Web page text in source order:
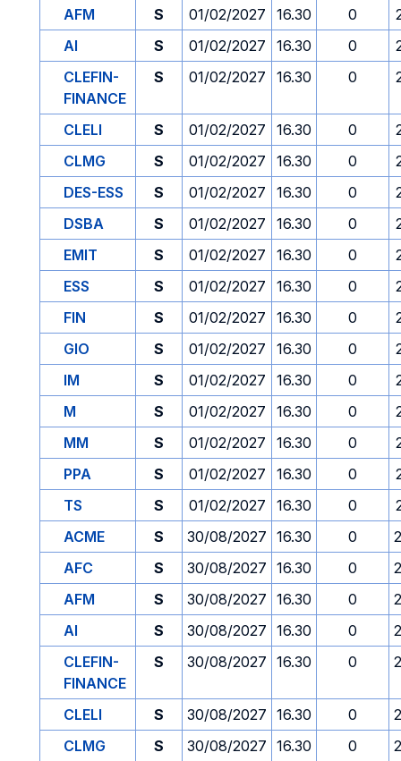
AFM
S 01/02/2027 16.30 0
AI
S 01/02/2027 16.30 0
CLEFIN-
FINANCE
S 01/02/2027 16.30 0
CLELI S 01/02/2027 16.30 0
CLMG
S 01/02/2027 16.30 0
DES-ESS
S 01/02/2027 16.30 0
DSBA
S 01/02/2027 16.30 0
EMIT
S 01/02/2027 16.30 0
ESS
S 01/02/2027 16.30 0
FIN
S 01/02/2027 16.30 0
GIO
S 01/02/2027 16.30 0
IM
S 01/02/2027 16.30 0
M
S 01/02/2027 16.30 0
MM
S 01/02/2027 16.30 0
PPA
S 01/02/2027 16.30 0
TS
S 01/02/2027 16.30 0
ACME
S 30/08/2027 16.30 0
AFC
S 30/08/2027 16.30 0
AFM
S 30/08/2027 16.30 0
AI
S 30/08/2027 16.30 0
CLEFIN-
FINANCE
S 30/08/2027 16.30 0
CLELI S 30/08/2027 16.30 0
CLMG
S 30/08/2027 16.30 0